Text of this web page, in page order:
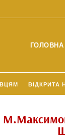
ГОЛОВНА
ВІДКРИТА